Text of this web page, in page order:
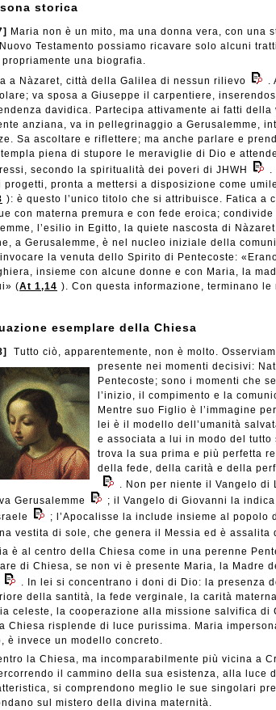
storica
Maria non è un mito, ma una donna vera, con una
Testamento possiamo ricavare solo alcuni
propriamente una biografia.
a Nàzaret, città della Galilea di nessun rilievo
.
va sposa a Giuseppe il carpentiere,
davidica. Partecipa attivamente ai fatti della
anziana, va in pellegrinaggio a Gerusalemme,
Sa ascoltare e riflettere; ma anche parlare e
piena di stupore le meraviglie di Dio e
secondo la spiritualità dei poveri di JHWH
.
progetti, pronta a mettersi a disposizione come
): è questo l’unico titolo che si attribuisce. Fatica a
con materna premura e con fede eroica;
l’esilio in Egitto, la quiete nascosta di
a Gerusalemme, è nel nucleo iniziale della
la venuta dello Spirito di Pentecoste:
insieme con alcune donne e con Maria, la
(At 1,14 ). Con questa informazione, terminano
esemplare della Chiesa
Tutto ciò, apparentemente, non è molto.
presente nei momenti decisivi:
Pentecoste; sono i momenti che
l’inizio, il compimento e la
Mentre suo Figlio è l’immagine
lei è il modello dell’umanità
e associata a lui in modo del
trova la sua prima e più perfetta
della fede, della carità e della
. Non per niente il Vangelo di
Gerusalemme
; il Vangelo di Giovanni la
; l’Apocalisse la include insieme al popolo
vestita di sole, che genera il Messia ed è assalita
è al centro della Chiesa come in una perenne
di Chiesa, se non vi è presente Maria, la Madre
. In lei si concentrano i doni di Dio: la presenza
della santità, la fede verginale, la carità
celeste, la cooperazione alla missione salvifica di
Chiesa risplende di luce purissima. Maria
è invece un modello concreto.
la Chiesa, ma incomparabilmente più vicina a
il cammino della sua esistenza, alla luce
si comprendono meglio le sue singolari
sul mistero della divina maternità.